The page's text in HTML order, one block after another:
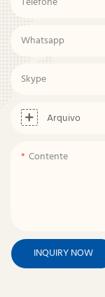
Whatsapp
Skype
Arquivo
Contente
INQUIRY NOW